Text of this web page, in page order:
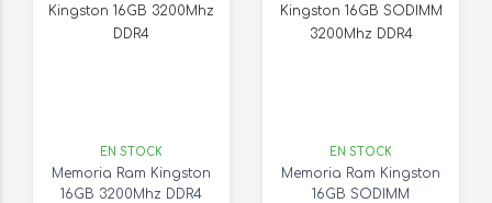
EN STOCK
Memoria Ram Kingston
16GB 3200Mhz DDR4
EN STOCK
Memoria Ram Kingston
16GB SODIMM